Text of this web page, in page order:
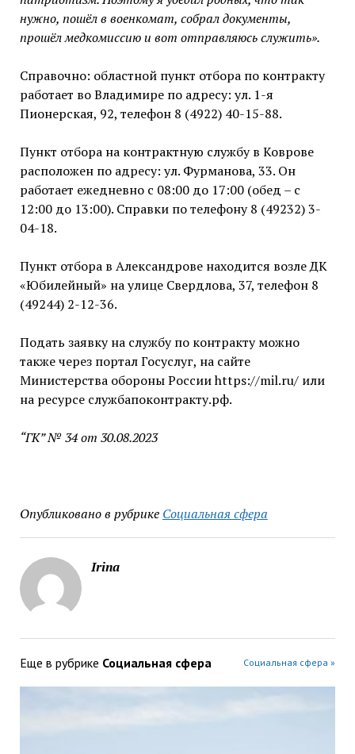
нужно, пошёл в военкомат, собрал документы,
прошёл медкомиссию и вот отправляюсь служить».
Справочно: областной пункт отбора по контракту
работает во Владимире по адресу: ул. 1-я
Пионерская, 92, телефон 8 (4922) 40-15-88.
Пункт отбора на контрактную службу в Коврове
расположен по адресу: ул. Фурманова, 33. Он
работает ежедневно с 08:00 до 17:00 (обед – с
12:00 до 13:00). Справки по телефону 8 (49232) 3-
04-18.
Пункт отбора в Александрове находится возле ДК
«Юбилейный» на улице Свердлова, 37, телефон 8
(49244) 2-12-36.
Подать заявку на службу по контракту можно
также через портал Госуслуг, на сайте
Министерства обороны России https://mil.ru/ или
на ресурсе службапоконтракту.рф.
“ГК” № 34 от 30.08.2023
Опубликовано в рубрике Социальная сфера
Irina
Еще в рубрике Социальная сфера Социальная сфера »